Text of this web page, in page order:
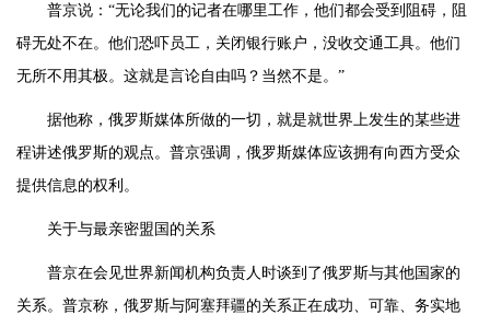
普京说：“无论我们的记者在哪里工作，他们都会受到阻碍，阻
碍无处不在。他们恐吓员工，关闭银行账户，没收交通工具。他们
无所不用其极。这就是言论自由吗？当然不是。”
据他称，俄罗斯媒体所做的一切，就是就世界上发生的某些进
程讲述俄罗斯的观点。普京强调，俄罗斯媒体应该拥有向西方受众
提供信息的权利。
关于与最亲密盟国的关系
普京在会见世界新闻机构负责人时谈到了俄罗斯与其他国家的
关系。普京称，俄罗斯与阿塞拜疆的关系正在成功、可靠、务实地